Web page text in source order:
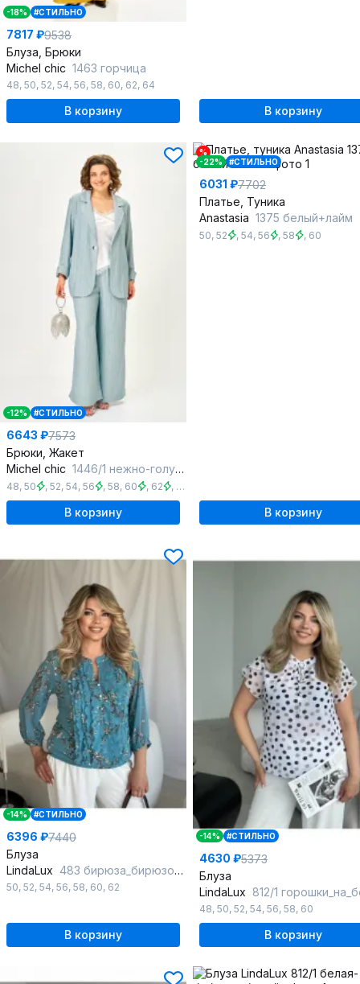
-18% #СТИЛЬНО
7817 ₽9538
Блуза, Брюки
Michel chic 1463 горчица
48, 50, 52, 54, 56, 58, 60, 62, 64
В корзину В корзину
-12% #СТИЛЬНО
6643 ₽7573
Брюки, Жакет
Michel chic 1446/1 нежно-голубой
48, 50 , 52, 54, 56 , 58, 60 , 62 , 64
В корзину
%
-22%
#СТИЛЬНО
6031 ₽7702
Платье, Туника
Anastasia 1375 белый+лайм
50, 52 , 54, 56 , 58 , 60
В корзину
-14% #СТИЛЬНО
6396 ₽7440
Блуза
LindaLux 483 бирюза_бирюзовый
50, 52, 54, 56, 58, 60, 62
В корзину
-14% #СТИЛЬНО
4630 ₽5373
Блуза
LindaLux 812/1
48, 50, 52, 54, 56, 58, 60
В корзину